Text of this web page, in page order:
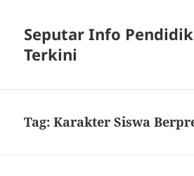
Seputar Info
Terkini
Tag:Karakter Siswa